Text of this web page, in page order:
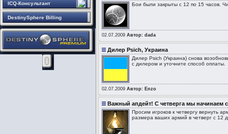
ICQ-Консультант
DestinySphere Billing
Бои были закрыты с 12 по 15 часов.
02.07.2009 Автор: dada
Дилер Psich, Украина
Дилер Psich (Украина) снова
с дилером и уточните способ оплаты.
02.07.2009 Автор: Enzo
Важный апдейт! С четверга мы начинаем
Просим игроков к четвергу вернуть
размера ваших армий в четверг с 12